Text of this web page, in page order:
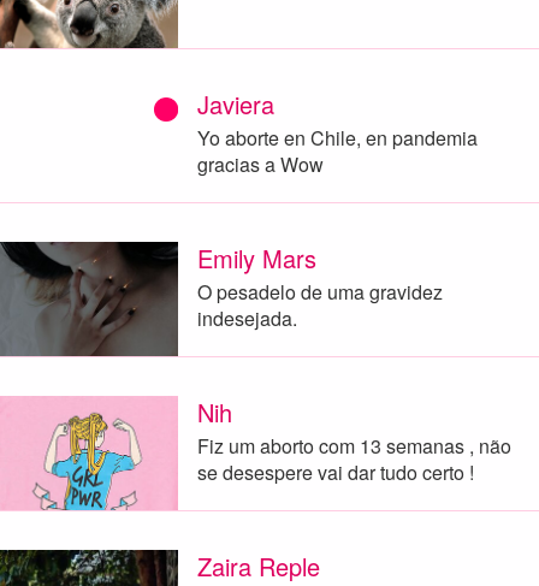
Javiera
Yo aborte en Chile, en pandemia
gracias a Wow
Emily Mars
O pesadelo de uma gravidez
indesejada.
Nih
Fiz um aborto com 13 semanas , não
se desespere vai dar tudo certo !
Zaira Reple